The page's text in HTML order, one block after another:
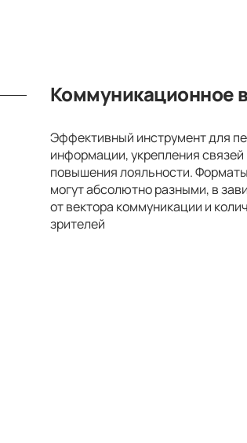
Коммуникационное
Эффективный инструмент для
информации, укрепления связей
повышения лояльности.
могут абсолютно разными, в
от вектора коммуникации и
зрителей